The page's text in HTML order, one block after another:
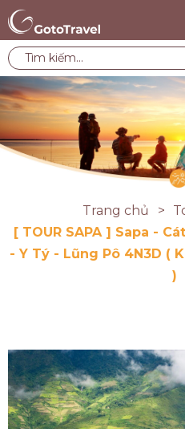
Trang chủ
[ TOUR SAPA ] Sapa -
- Y Tý - Lũng Pô 4N3D (
)